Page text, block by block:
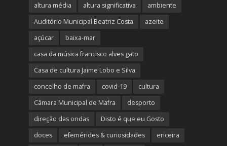
altura média altura significativa
ambiente
Auditório Municipal Beatriz Costa
azeite
açúcar
baixa-mar
casa da música francisco alves gato
Casa de cultura Jaime Lobo e Silva
concelho de mafra
covid-19
cultura
Câmara Municipal de Mafra
desporto
direção das ondas
Disto é que eu Gosto
doces
efemérides & curiosidades
ericeira